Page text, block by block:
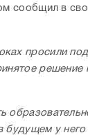
сообщил в
просили
решение
будущем у